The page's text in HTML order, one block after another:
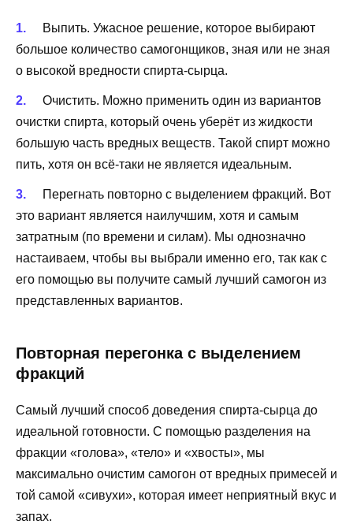
Выпить. Ужасное решение, которое выбирают
большое количество самогонщиков, зная или не зная
о высокой вредности спирта-сырца.
Очистить. Можно применить один из вариантов
очистки спирта, который очень уберёт из жидкости
большую часть вредных веществ. Такой спирт можно
пить, хотя он всё-таки не является идеальным.
Перегнать повторно с выделением фракций. Вот
это вариант является наилучшим, хотя и самым
затратным (по времени и силам). Мы однозначно
настаиваем, чтобы вы выбрали именно его, так как с
его помощью вы получите самый лучший самогон из
представленных вариантов.
Повторная перегонка с выделением
фракций
Самый лучший способ доведения спирта-сырца до
идеальной готовности. С помощью разделения на
фракции «голова», «тело» и «хвосты», мы
максимально очистим самогон от вредных примесей и
той самой «сивухи», которая имеет неприятный вкус и
запах.